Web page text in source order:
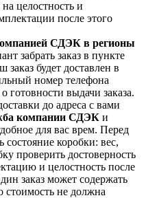
целостность и
после этого
СДЭК в регионы
забрать заказ в пункте
заказ будет доставлен в
номер телефона
готовности выдачи заказа.
до адреса с вами
компании СДЭК и
для вас врем. Перед
коробки: вес,
проверить достоверность
и целостность после
заказ может содержать
стоимость не должна